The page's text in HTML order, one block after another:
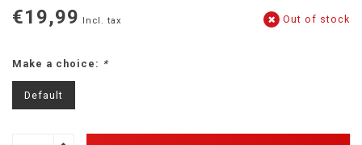
€19,99 Incl. tax Out of stock
Make a choice: *
Default